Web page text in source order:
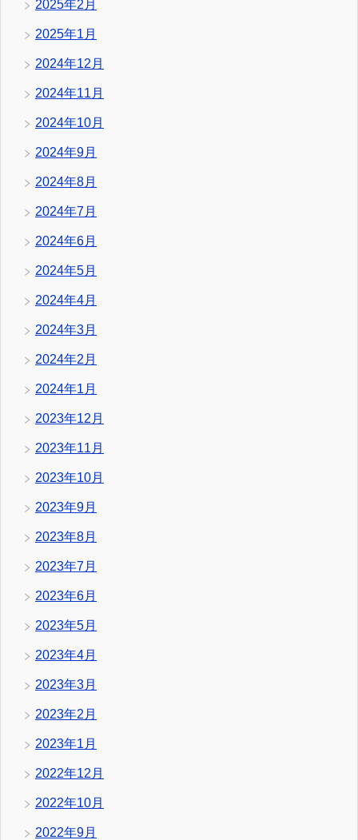
2025年2月
2025年1月
2024年12月
2024年11月
2024年10月
2024年9月
2024年8月
2024年7月
2024年6月
2024年5月
2024年4月
2024年3月
2024年2月
2024年1月
2023年12月
2023年11月
2023年10月
2023年9月
2023年8月
2023年7月
2023年6月
2023年5月
2023年4月
2023年3月
2023年2月
2023年1月
2022年12月
2022年10月
2022年9月